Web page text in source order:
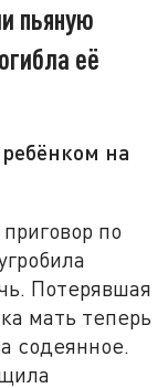
пьяную
её
на
по
Потерявшая
мать теперь
содеянное.